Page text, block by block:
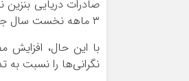
صادرات دریایی
۳ ماهه نخست سال جاری ۷۰۰ میلیون دلار درآمد ناشی از صادرات بنزین کشور بوده است.
نگرانی‌ها را نسبت به